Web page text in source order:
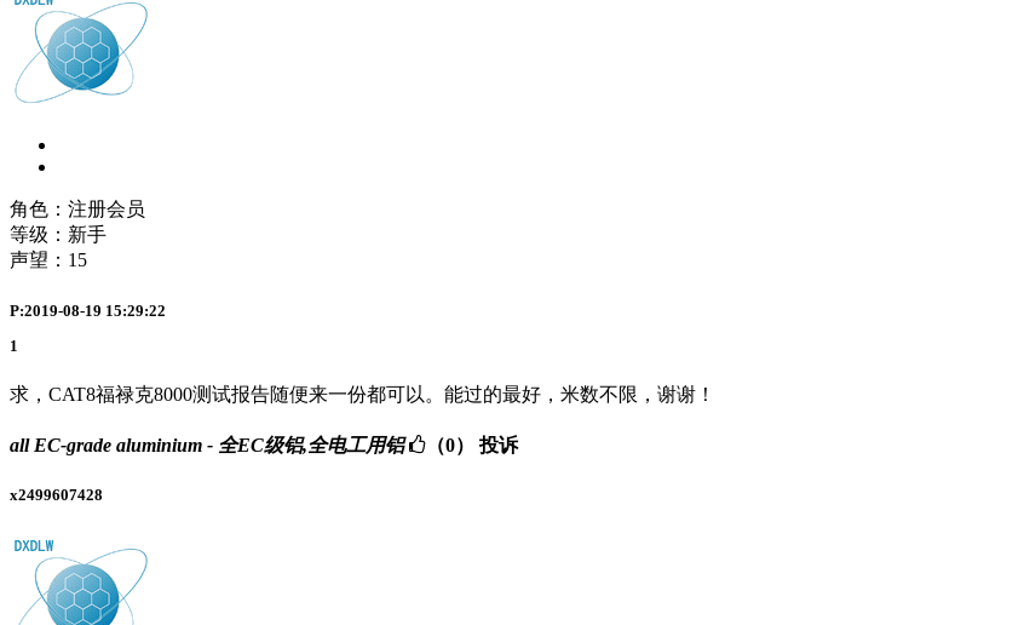
角色：注册会员
等级：新手
声望： 15
P:2019-08-19 15:29:22
1
求，CAT8福禄克8000测试报告随便来一份都可以。能过的最好，米数不限，谢谢！
all EC-grade aluminium - 全EC级铝,全电工用铝 （0） 投诉
x2499607428